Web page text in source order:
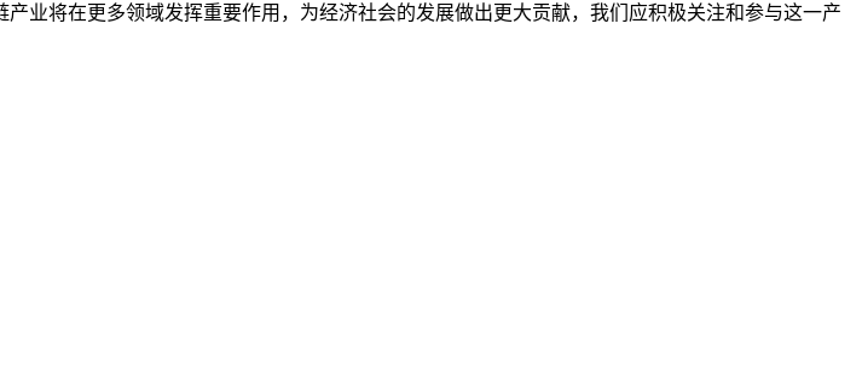
业将在更多领域发挥重要作用，为经济社会的发展做出更大贡献，我们应积极关注和参与这一产